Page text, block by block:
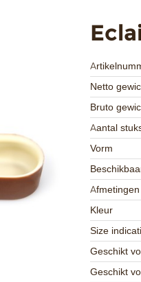
Netto
Bruto
Aantal
Vorm
Afmetingen
Kleur
Size
Geschikt
Geschikt